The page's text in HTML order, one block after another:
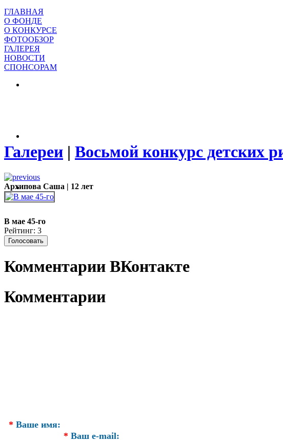
ГЛАВНАЯ
О ФОНДЕ
О КОНКУРСЕ
ФОТООБЗОР
ГАЛЕРЕЯ
НОВОСТИ
СПОНСОРАМ
Галереи | Восьмой конкурс детских
Архипова Саша | 12 лет
В мае 45-го
Рейтинг: 3
Комментарии ВКонтакте
Комментарии
* Ваше имя:
* Ваш e-mail: